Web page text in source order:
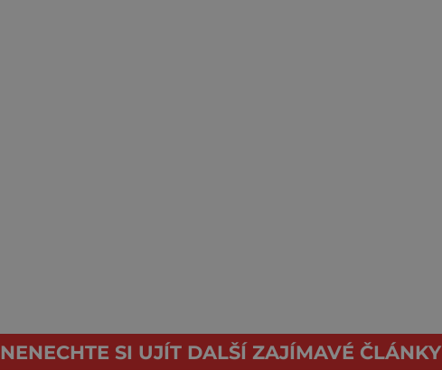
NENECHTE SI UJÍT DALŠÍ ZAJÍMAVÉ ČLÁNKY